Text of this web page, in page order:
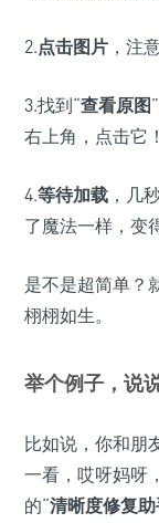
2.点击图片 ，注
3.找到“查看原图
右上角，点击它！
4.等待加载 ，几
了魔法一样，变
是不是超简单？
栩栩如生。
举个例子，说
比如说，你和朋
一看，哎呀妈呀
的“清晰度修复